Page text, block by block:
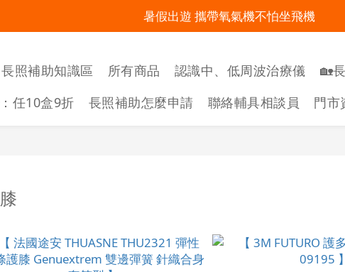
明陽來村全館免運優惠中
暑假出遊 攜帶氧氣機不怕坐飛機
長照補助知識區 所有商品 認識中、低周波治療儀 🏡
任10盒9折
長照補助怎麼申請 聯絡輔具相談員 門市